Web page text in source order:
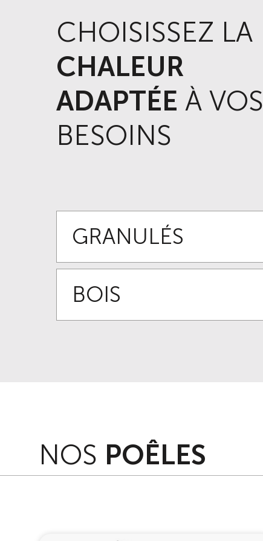
CHOISISSEZ LA
CHALEUR
ADAPTÉE À VOS
BESOINS
GRANULÉS
BOIS
NOS POÊLES